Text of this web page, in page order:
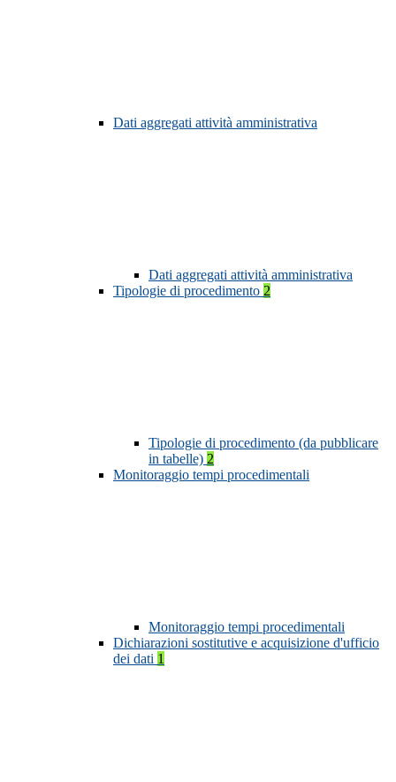
Dati aggregati attività amministrativa
Dati aggregati attività amministrativa
Tipologie di procedimento 2
Tipologie di procedimento (da pubblicare
in tabelle) 2
Monitoraggio tempi procedimentali
Monitoraggio tempi procedimentali
Dichiarazioni sostitutive e acquisizione d'ufficio
dei dati 1